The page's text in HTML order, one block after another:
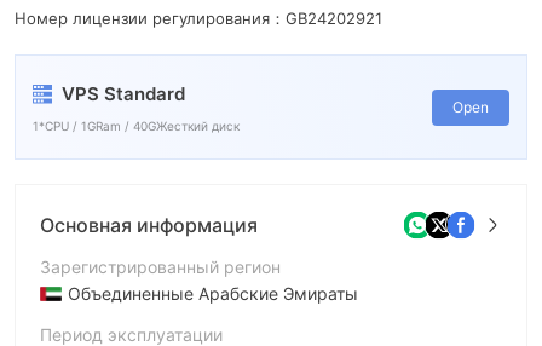
8
9
Номер лицензии регулирования：GB24202921
VPS Standard
1*CPU / 1GRam / 40GЖесткий диск
Open
Основная информация
Зарегистрированный регион
Объединенные Арабские Эмираты
Период эксплуатации